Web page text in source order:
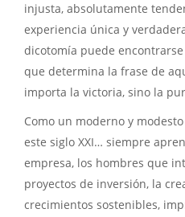
injusta, absolutamente
experiencia única y
dicotomía puede
que determina la frase de
importa la victoria, sino la
Como un moderno y
este siglo XXI… siempre
empresa, los hombres que
proyectos de inversión, la
crecimientos sostenibles,